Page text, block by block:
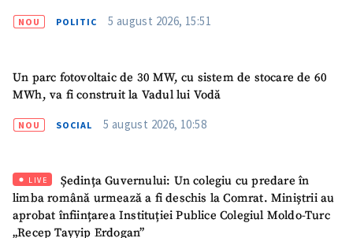
NOU POLITIC 5 august 2026, 15:51
Un parc fotovoltaic de 30 MW, cu sistem de stocare de 60
MWh, va fi construit la Vadul lui Vodă
NOU SOCIAL 5 august 2026, 10:58
LIVE
Ședința Guvernului: Un colegiu cu predare în
limba română urmează a fi deschis la Comrat. Miniștrii au
aprobat înființarea Instituției Publice Colegiul Moldo-Turc
„Recep Tayyip Erdogan”